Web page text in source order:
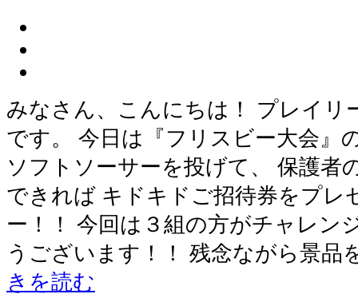
みなさん、こんにちは！ プレイリ
です。 今日は『フリスビー大会』
ソフトソーサーを投げて、 保護者
できれば キドキドご招待券をプレ
ー！！ 今回は３組の方がチャレン
うございます！！ 残念ながら景
きを読む